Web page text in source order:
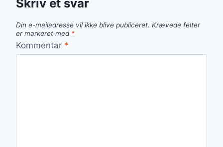
Skriv et svar
Din e-mailadresse vil ikke blive publiceret. Krævede felter
er markeret med *
Kommentar *